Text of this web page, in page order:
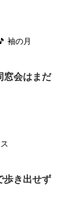
袖の月
窓会はまだ
歩き出せず